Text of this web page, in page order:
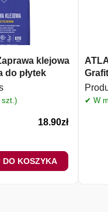
klejowa
do płytek
szt.)
18.90zł
DO KOSZYKA
✔ W